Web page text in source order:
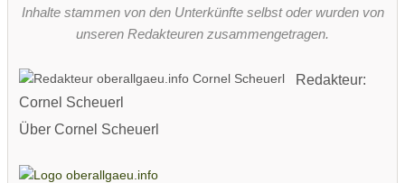
Inhalte stammen von den Unterkünfte selbst oder wurden von
unseren Redakteuren zusammengetragen.
Redakteur:
Cornel Scheuerl
Über Cornel Scheuerl